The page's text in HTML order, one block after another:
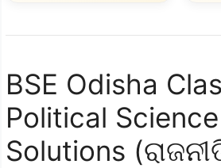
BSE Odisha
Political
Solutions